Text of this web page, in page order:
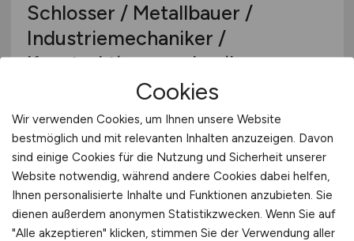
Schlosser / Metallbauer /
Industriemechaniker /
Konstruktionsmechaniker
ENERCON GmbH
gestern
Magdeburg
Cookies
Wir verwenden Cookies, um Ihnen unsere Website
bestmöglich und mit relevanten Inhalten anzuzeigen. Davon
sind einige Cookies für die Nutzung und Sicherheit unserer
Website notwendig, während andere Cookies dabei helfen,
Ihnen personalisierte Inhalte und Funktionen anzubieten. Sie
dienen außerdem anonymen Statistikzwecken. Wenn Sie auf
"Alle akzeptieren" klicken, stimmen Sie der Verwendung aller